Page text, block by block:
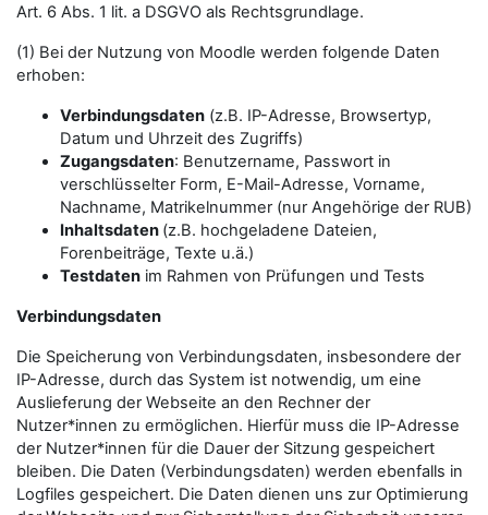
Art. 6 Abs. 1 lit. a DSGVO als Rechtsgrundlage.
(1) Bei der Nutzung von Moodle werden folgende Daten
erhoben:
Verbindungsdaten (z.B. IP-Adresse, Browsertyp,
Datum und Uhrzeit des Zugriffs)
Zugangsdaten: Benutzername, Passwort in
verschlüsselter Form, E-Mail-Adresse, Vorname,
Nachname, Matrikelnummer (nur Angehörige der RUB)
Inhaltsdaten (z.B. hochgeladene Dateien,
Forenbeiträge, Texte u.ä.)
Testdaten im Rahmen von Prüfungen und Tests
Verbindungsdaten
Die Speicherung von Verbindungsdaten, insbesondere der
IP-Adresse, durch das System ist notwendig, um eine
Auslieferung der Webseite an den Rechner der
Nutzer*innen zu ermöglichen. Hierfür muss die IP-Adresse
der Nutzer*innen für die Dauer der Sitzung gespeichert
bleiben. Die Daten (Verbindungsdaten) werden ebenfalls in
Logfiles gespeichert. Die Daten dienen uns zur Optimierung